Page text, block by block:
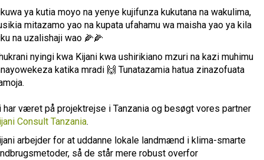
ya kutia moyo na yenye kujifunza kukutana na wakulima,
mitazamo yao na kupata ufahamu wa maisha yao ya kila
na uzalishaji wao 🌽🌽
nyingi kwa Kijani kwa ushirikiano mzuri na kazi muhimu
katika mradi 🙌 Tunatazamia hatua zinazofuata
har været på projektrejse i Tanzania og besøgt vores partner
Consult Tanzania.
arbejder for at uddanne lokale landmænd i klima-smarte
så de står mere robust overfor